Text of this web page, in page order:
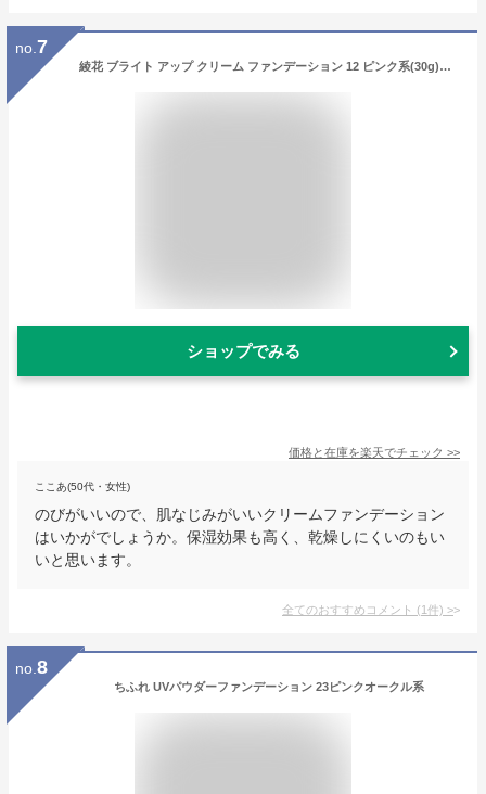
no. 7
綾花 ブライト アップ クリーム ファンデーション 12 ピンク系(30g)【綾花】
ショップでみる
価格と在庫を楽天でチェック >>
ここあ(50代・女性)
のびがいいので、肌なじみがいいクリームファンデーション
はいかがでしょうか。保湿効果も高く、乾燥しにくいのもい
いと思います。
全てのおすすめコメント (1件) >
no. 8
ちふれ UVパウダーファンデーション 23ピンクオークル系